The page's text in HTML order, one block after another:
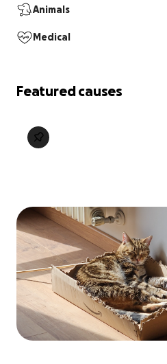
Animals
Medical
Featured causes